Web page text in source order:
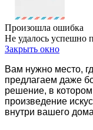
Произошла ошибка
Не удалось успешно
Закрыть окно
Вам нужно место,
предлагаем даже
решение, в
произведение
внутри вашего